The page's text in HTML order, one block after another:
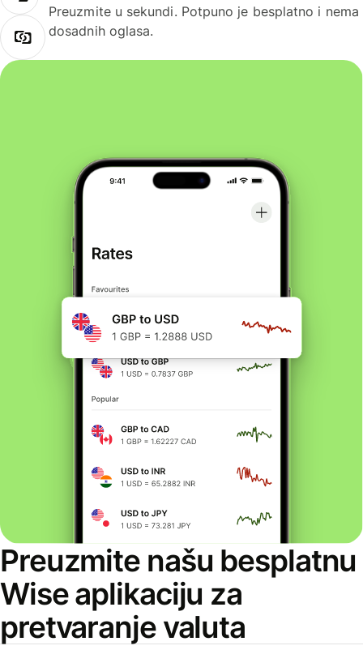
Preuzmite u sekundi. Potpuno je besplatno i nema
dosadnih oglasa.
Preuzmite našu besplatnu
Wise aplikaciju za
pretvaranje valuta